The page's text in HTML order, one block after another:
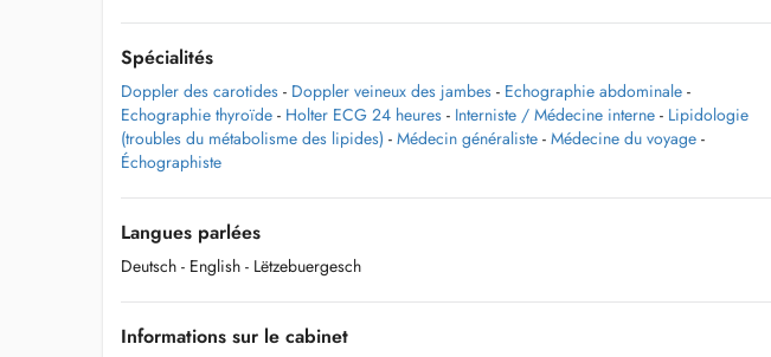
Spécialités
Doppler des carotides - Doppler veineux des jambes - Echographie abdominale -
Echographie thyroïde - Holter ECG 24 heures - Interniste / Médecine interne - Lipidologie
(troubles du métabolisme des lipides) - Médecin généraliste - Médecine du voyage -
Échographiste
Langues parlées
Deutsch - English - Lëtzebuergesch
Informations sur le cabinet